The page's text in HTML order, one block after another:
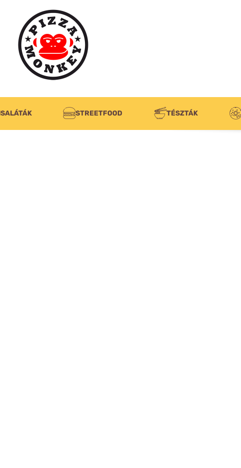
SALÁTÁK STREETFOOD TÉSZTÁK